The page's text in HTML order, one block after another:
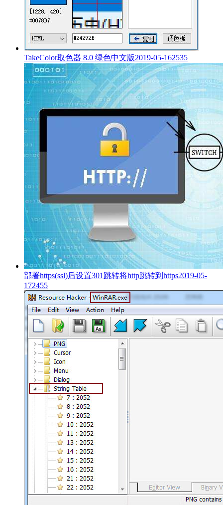
TakeColor取色器 8.0 绿色中文版2019-05-162535
部署https(ssl)后设置301跳转将http跳转到https2019-05-
172455